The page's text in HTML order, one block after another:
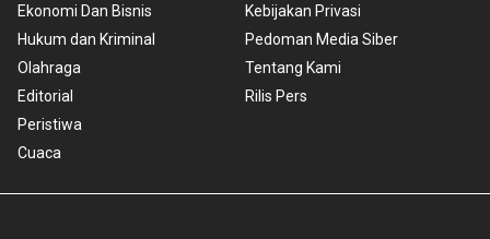
Ekonomi Dan Bisnis
Hukum dan Kriminal
Olahraga
Editorial
Peristiwa
Cuaca
Kebijakan Privasi
Pedoman Media Siber
Tentang Kami
Rilis Pers